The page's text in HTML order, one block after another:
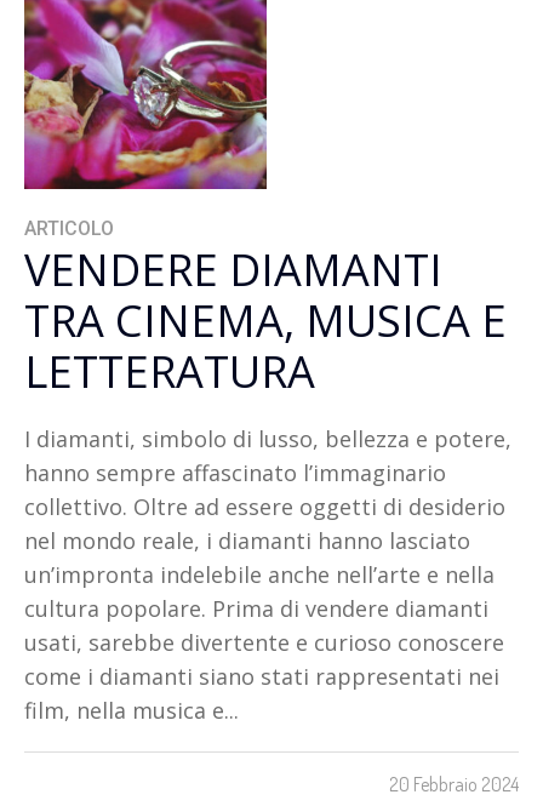
ARTICOLO
VENDERE DIAMANTI
TRA CINEMA, MUSICA E
LETTERATURA
I diamanti, simbolo di lusso, bellezza e potere,
hanno sempre affascinato l’immaginario
collettivo. Oltre ad essere oggetti di desiderio
nel mondo reale, i diamanti hanno lasciato
un’impronta indelebile anche nell’arte e nella
cultura popolare. Prima di vendere diamanti
usati, sarebbe divertente e curioso conoscere
come i diamanti siano stati rappresentati nei
film, nella musica e...
20 Febbraio 2024